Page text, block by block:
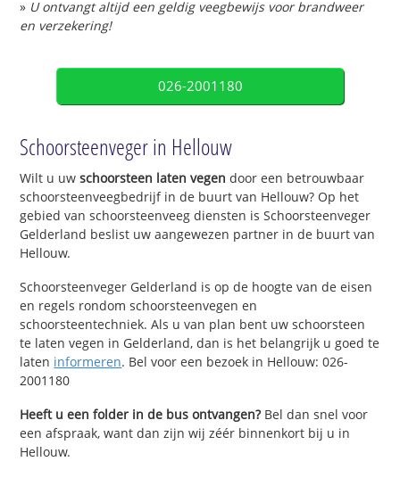
» U ontvangt altijd een geldig veegbewijs voor brandweer
en verzekering!
026-2001180
Schoorsteenveger in Hellouw
Wilt u uwschoorsteen laten vegen door een betrouwbaar
schoorsteenveegbedrijf in de buurt van Hellouw? Op het
gebied van schoorsteenveeg diensten is Schoorsteenveger
Gelderland beslist uw aangewezen partner in de buurt van
Hellouw.
Schoorsteenveger Gelderland is op de hoogte van de eisen
en regels rondom schoorsteenvegen en
schoorsteentechniek. Als u van plan bent uw schoorsteen
te laten vegen in Gelderland, dan is het belangrijk u goed te
laten informeren. Bel voor een bezoek in Hellouw: 026-
2001180
Heeft u een folder in de bus ontvangen?Bel dan snel voor
een afspraak, want dan zijn wij zéér binnenkort bij u in
Hellouw.